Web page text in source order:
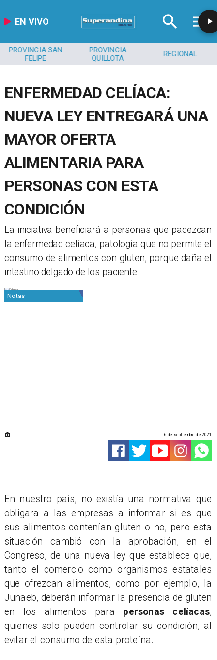
EN VIVO
PROVINCIA SAN
FELIPE
PROVINCIA
QUILLOTA
REGIONAL
ENFERMEDAD CELÍACA:
NUEVA LEY ENTREGARÁ UNA
MAYOR OFERTA
ALIMENTARIA PARA
PERSONAS CON ESTA
CONDICIÓN
La iniciativa beneficiará a personas que padezcan
la enfermedad celíaca, patología que no permite el
consumo de alimentos con gluten, porque daña el
intestino delgado de los paciente
Notas
6 de septiembre de 2021
En nuestro país, no existía una normativa que
obligara a las empresas a informar si es que
sus alimentos contenían gluten o no, pero esta
situación cambió con la aprobación, en el
Congreso, de una nueva ley que establece que,
tanto el comercio como organismos estatales
que ofrezcan alimentos, como por ejemplo, la
Junaeb, deberán informar la presencia de gluten
en los alimentos para personas celíacas,
quienes solo pueden controlar su condición, al
evitar el consumo de esta proteína.